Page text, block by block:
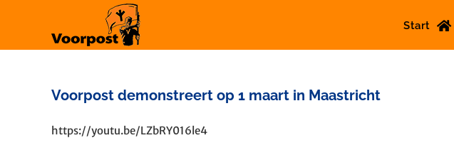
Start
Voorpost demonstreert op 1 maart in Maastricht
https://youtu.be/LZbRY016le4